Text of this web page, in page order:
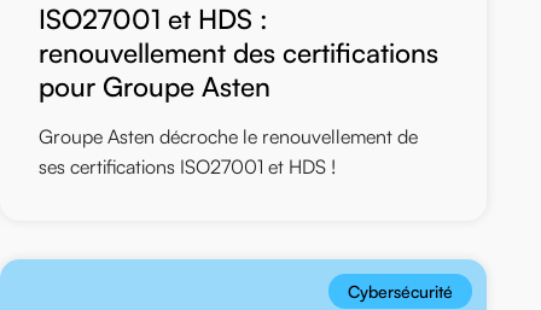
ISO27001 et HDS :
renouvellement des certifications
pour Groupe Asten
Groupe Asten décroche le renouvellement de
ses certifications ISO27001 et HDS !
Cybersécurité